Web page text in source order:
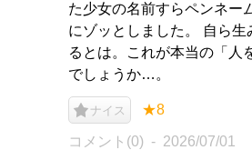
た少女の名前すらペンネー
にゾッとしました。 自ら
るとは。これが本当の「人
でしょうか…。
ナイス ★8
コメント(0) 2026/07/01